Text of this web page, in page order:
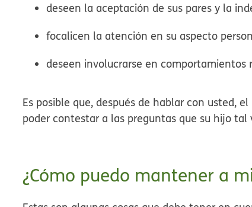
deseen la aceptación de sus pares y la
focalicen la atención en su aspecto
deseen involucrarse en comportamientos
Es posible que, después de hablar con usted,
poder contestar a las preguntas que su hijo tal
¿Cómo puedo mantener a